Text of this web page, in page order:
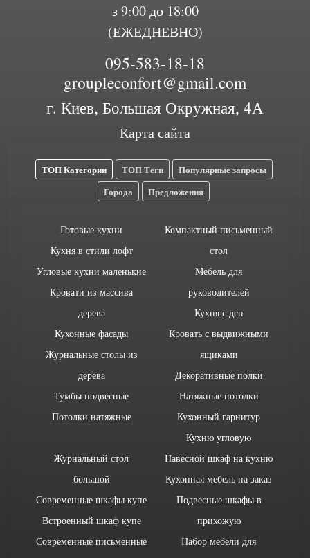
з 9:00 до 18:00
(ЕЖЕДНЕВНО)
095-583-18-18
groupleconfort@gmail.com
г. Киев, Большая Окружная, 4А
Карта сайта
ТОП Категории ТОП Теги
Популярные запросы
Города
Предложения
Готовые кухни
Кухня в стили лофт
Угловые кухни маленькие
Кровати из массива
дерева
Кухонные фасады
Журнальные столы из
дерева
Тумбы подвесные
Потолки натяжные
Компактный письменный
стол
Мебель для
руководителей
Кухня с дсп
Кровать с выдвижными
ящиками
Декоративные полки
Натяжные потолки
Кухонный гарнитур
Кухню угловую
Журнальный стол
большой
Современные шкафы купе
Встроенный шкаф купе
Современные письменные
Навесной шкаф на кухню
Кухонная мебель на заказ
Подвесные шкафы в
прихожую
Набор мебели для